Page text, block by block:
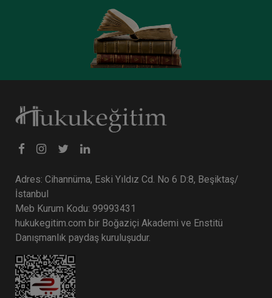
Adres: Cihannüma, Eski Yıldız Cd. No 6 D:8, Beşiktaş/
İstanbul
Meb Kurum Kodu: 99993431
hukukegitim.com bir Boğaziçi Akademi ve Enstitü
Danışmanlık paydaş kuruluşudur.